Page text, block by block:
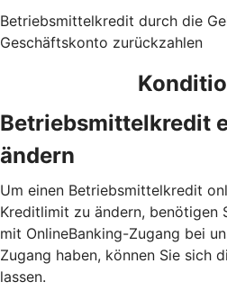
Betriebsmittelkredit durch die
Geschäftskonto zurückzahlen
Betriebsmittelkredit
ändern
Um einen Betriebsmittelkredit
Kreditlimit zu ändern, benötigen
mit OnlineBanking-Zugang bei
Zugang haben, können Sie sich
lassen.